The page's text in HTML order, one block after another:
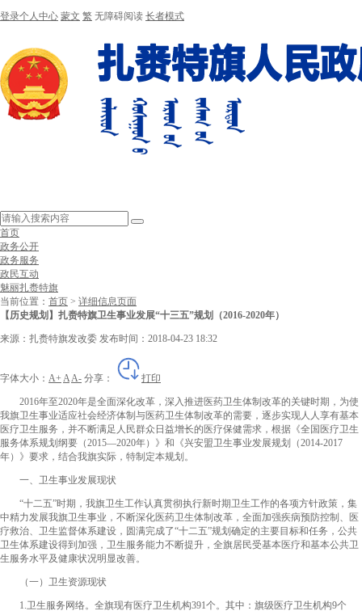
登录个人中心 蒙文 繁 无障碍阅读 长者模式
首页
政务公开
政务服务
政民互动
魅丽扎赉特旗
当前位置： 首页 > 详细信息页面
【历史规划】扎赉特旗卫生事业发展“十三五”规划（2016-2020年）
来源：扎赉特旗发改委 发布时间：2018-04-23 18:32
字体大小： A+ AA- 分享： 打印
2016年至2020年是全面深化改革，深入推进医药卫生体制改革的关键时期，为使
我旗卫生事业适应社会经济体制与医药卫生体制改革的需要，逐步实现人人享有基本
医疗卫生服务，并不断满足人民群众日益增长的医疗保健需求，根据《全国医疗卫生
服务体系规划纲要（2015—2020年）》和《兴安盟卫生事业发展规划（2014-2017
年）》要求，结合我旗实际，特制定本规划。
一、卫生事业发展现状
“十二五”时期，我旗卫生工作认真贯彻执行新时期卫生工作的各项方针政策，集
中精力发展我旗卫生事业，不断深化医药卫生体制改革，全面加强疾病预防控制、医
疗救治、卫生监督体系建设，圆满完成了“十二五”规划确定的主要目标和任务，公共
卫生体系建设得到加强，卫生服务能力不断提升，全旗居民受基本医疗和基本公共卫
生服务水平及健康状况明显改善。
（一）卫生资源现状
1.卫生服务网络。全旗现有医疗卫生机构391个。其中：旗级医疗卫生机构9个